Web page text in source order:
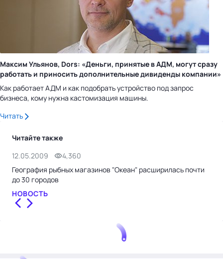
Максим Ульянов, Dors: «Деньги, принятые в АДМ, могут сразу
работать и приносить дополнительные дивиденды компании»
Как работает АДМ и как подобрать устройство под запрос
бизнеса, кому нужна кастомизация машины.
Читать
Читайте также
12.05.2009
4,360
География рыбных магазинов "Океан" расширилась почти
до 30 городов
НОВОСТЬ